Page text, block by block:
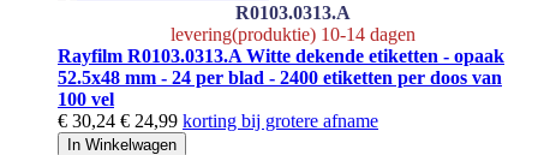
R0103.0313.A
levering(produktie) 10-14 dagen
Rayfilm R0103.0313.A Witte dekende etiketten - opaak
52.5x48 mm - 24 per blad - 2400 etiketten per doos van
100 vel
€ 30,24 € 24,99 korting bij grotere afname
In Winkelwagen